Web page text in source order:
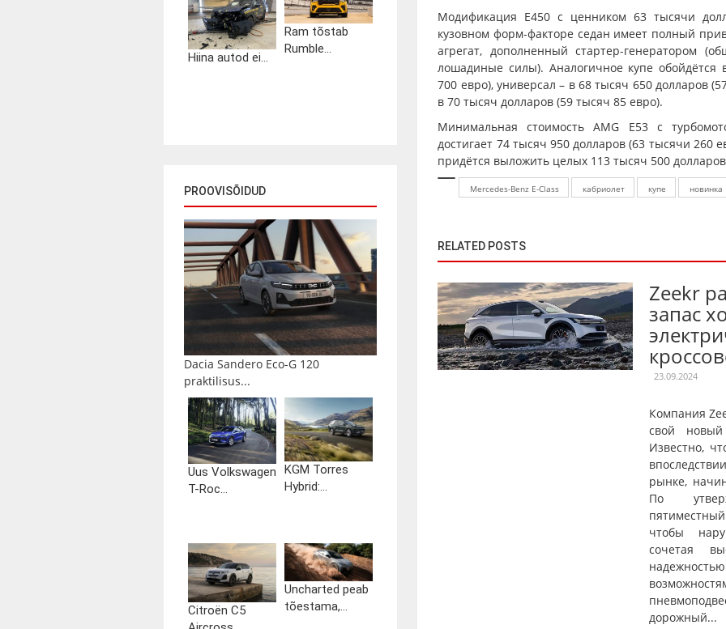
Hiina autod ei...
Ram tõstab
Rumble...
PROOVISÕIDUD
Dacia Sandero Eco-G 120
praktilisus...
Uus Volkswagen
T-Roc...
KGM Torres
Hybrid:...
Citroën C5
Uncharted peab
tõestama,...
Модификация E450 с ценником 63 тысячи
кузовном форм-факторе седан имеет полный
агрегат, дополненный стартер-генератором
лошадиные силы). Аналогичное купе обойдётся
700 евро), универсал – в 68 тысяч 650 долларов
в 70 тысяч долларов (59 тысяч 85 евро).
Минимальная стоимость AMG E53 с
достигает 74 тысяч 950 долларов (63 тысячи 260
придётся выложить целых 113 тысяч 500
Mercedes-Benz E-Class кабриолет купе новинка
RELATED POSTS
Zeekr
запас
23.09.2024
Компания
свой
Известно,
рынке,
По
чтобы
сочетая
дорожный...